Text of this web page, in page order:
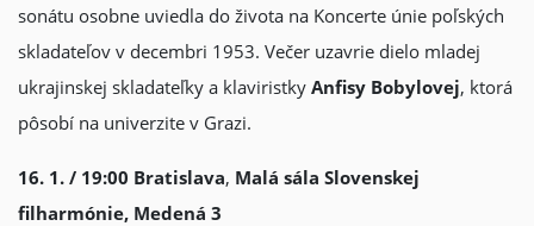
sonátu osobne uviedla do života na Koncerte únie poľských
skladateľov v decembri 1953. Večer uzavrie dielo mladej
ukrajinskej skladateľky a klaviristky Anfisy Bobylovej, ktorá
pôsobí na univerzite v Grazi.
16. 1. / 19:00 Bratislava, Malá sála Slovenskej
filharmónie, Medená 3